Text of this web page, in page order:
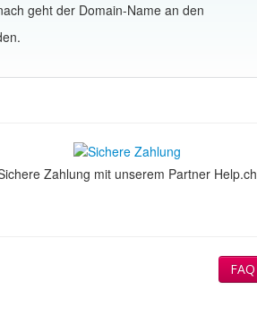
geht der Domain-Name an den
Zahlung mit unserem Partner Help.ch
FAQ